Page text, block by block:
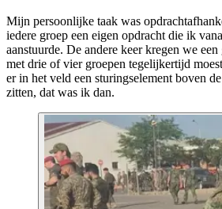
Mijn persoonlijke taak was
iedere groep een eigen opdracht die ik
aanstuurde. De andere keer kregen we
met drie of vier groepen tegelijkertijd
er in het veld een sturingselement boven
zitten, dat was ik dan.